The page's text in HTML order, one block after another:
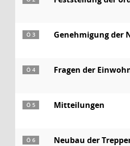
Ö 3 Genehmigung der
Ö 4 Fragen der
Ö 5 Mitteilungen
Ö 6 Neubau der